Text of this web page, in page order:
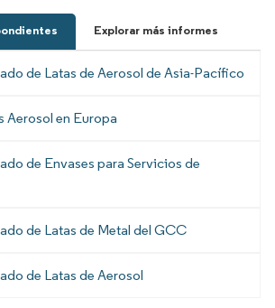
Explorar más informes
de Latas de Aerosol de Asia-Pacífico
Aerosol en Europa
de Envases para Servicios de
de Latas de Metal del GCC
de Latas de Aerosol